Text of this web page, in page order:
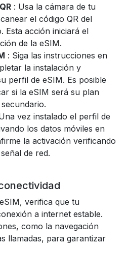
: Usa la cámara de tu
el código QR del
Esta acción iniciará el
de la eSIM.
: Siga las instrucciones en
la instalación y
perfil de eSIM. Es posible
si la eSIM será su plan
vez instalado el perfil de
los datos móviles en
la activación verificando
de red.
verifica que tu
a internet estable.
como la navegación
llamadas, para garantizar